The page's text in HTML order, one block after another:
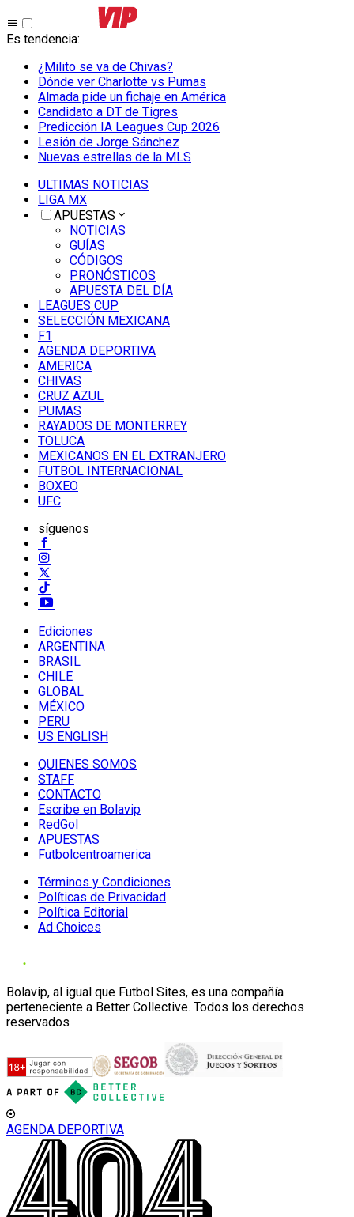
Es tendencia:
¿Milito se va de Chivas?
Dónde ver Charlotte vs Pumas
Almada pide un fichaje en América
Candidato a DT de Tigres
Predicción IA Leagues Cup 2026
Lesión de Jorge Sánchez
Nuevas estrellas de la MLS
ULTIMAS NOTICIAS
LIGA MX
APUESTAS
NOTICIAS
GUÍAS
CÓDIGOS
PRONÓSTICOS
APUESTA DEL DÍA
LEAGUES CUP
SELECCIÓN MEXICANA
F1
AGENDA DEPORTIVA
AMERICA
CHIVAS
CRUZ AZUL
PUMAS
RAYADOS DE MONTERREY
TOLUCA
MEXICANOS EN EL EXTRANJERO
FUTBOL INTERNACIONAL
BOXEO
UFC
síguenos
Ediciones
ARGENTINA
BRASIL
CHILE
GLOBAL
MÉXICO
PERU
US ENGLISH
QUIENES SOMOS
STAFF
CONTACTO
Escribe en Bolavip
RedGol
APUESTAS
Futbolcentroamerica
Términos y Condiciones
Políticas de Privacidad
Política Editorial
Ad Choices
Bolavip, al igual que Futbol Sites, es una compañía
perteneciente a Better Collective. Todos los derechos
reservados
AGENDA DEPORTIVA